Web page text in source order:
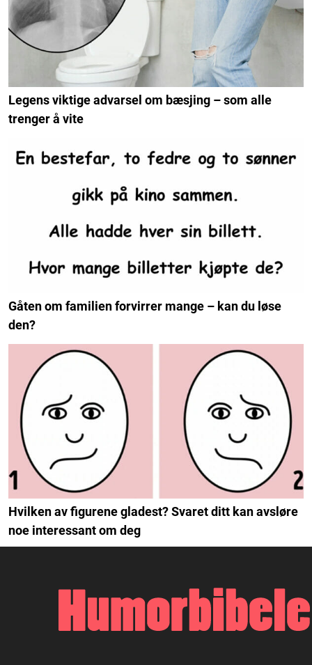
Legens viktige advarsel om bæsjing – som alle
trenger å vite
Gåten om familien forvirrer mange – kan du løse
den?
Hvilken av figurene gladest? Svaret ditt kan avsløre
noe interessant om deg